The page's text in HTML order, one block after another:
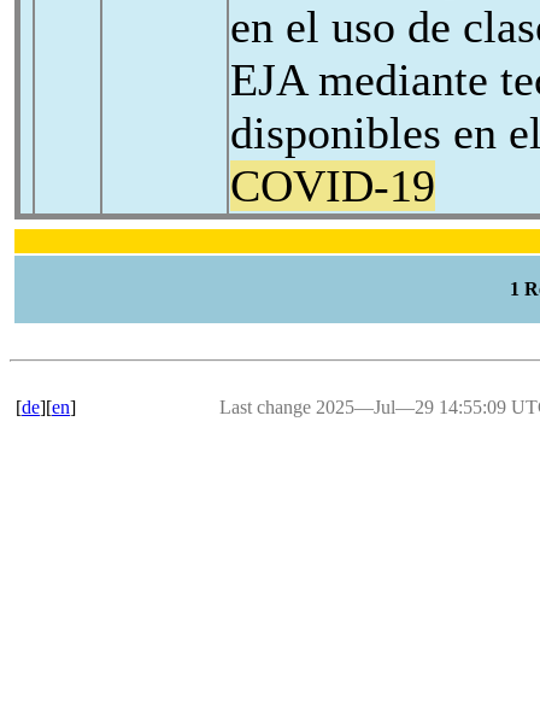
en el uso de
EJA mediante
disponibles en
COVID-19
1
[de][en] Last change 2025―Jul―29 14:55:09